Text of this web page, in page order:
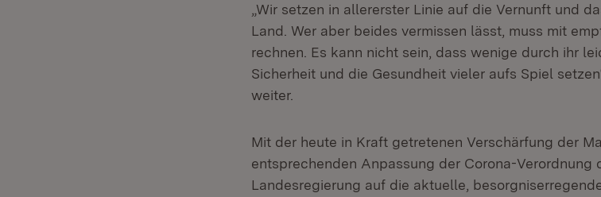
„Wir setzen in allererster Linie auf die Vernunft und
Land. Wer aber beides vermissen lässt, muss mit
rechnen. Es kann nicht sein, dass wenige durch ihr
Sicherheit und die Gesundheit vieler aufs Spiel
weiter.
Mit der heute in Kraft getretenen Verschärfung der
entsprechenden Anpassung der Corona-Verordnung
Landesregierung auf die aktuelle,